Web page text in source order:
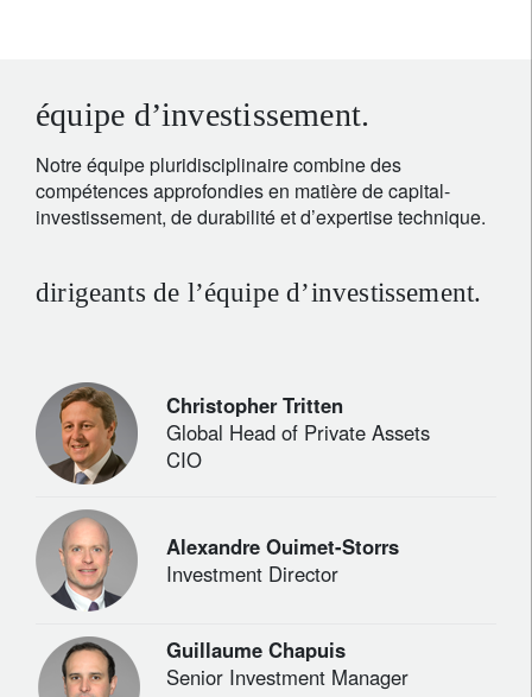
équipe d’investissement.
Notre équipe pluridisciplinaire combine des
compétences approfondies en matière de capital-
investissement, de durabilité et d’expertise technique.
dirigeants de l’équipe d’investissement.
Christopher Tritten
Global Head of Private Assets
CIO
Alexandre Ouimet-Storrs
Investment Director
Guillaume Chapuis
Senior Investment Manager